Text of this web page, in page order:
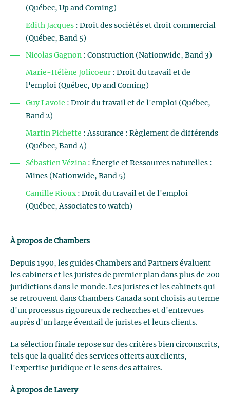
(Québec, Up and Coming)
Edith Jacques : Droit des sociétés et droit commercial
(Québec, Band 5)
Nicolas Gagnon : Construction (Nationwide, Band 3)
Marie-Hélène Jolicoeur: Droit du travail et de
l'emploi (Québec, Up and Coming)
Guy Lavoie : Droit du travail et de l'emploi (Québec,
Band 2)
Martin Pichette : Assurance : Règlement de différends
(Québec, Band 4)
Sébastien Vézina : Énergie et Ressources naturelles :
Mines (Nationwide, Band 5)
Camille Rioux: Droit du travail et de l'emploi
(Québec, Associates to watch)
À propos de Chambers
Depuis 1990, les guides Chambers and Partners évaluent
les cabinets et les juristes de premier plan dans plus de 200
juridictions dans le monde. Les juristes et les cabinets qui
se retrouvent dans Chambers Canada sont choisis au terme
d'un processus rigoureux de recherches et d'entrevues
auprès d'un large éventail de juristes et leurs clients.
La sélection finale repose sur des critères bien circonscrits,
tels que la qualité des services offerts aux clients,
l'expertise juridique et le sens des affaires.
À propos de Lavery